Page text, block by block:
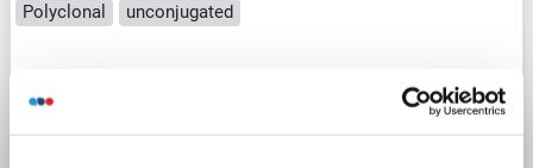
Polyclonal
unconjugated
Détails